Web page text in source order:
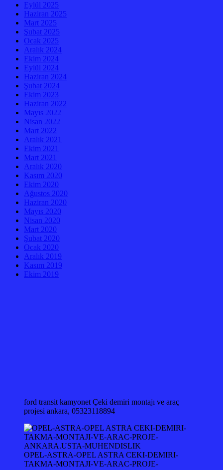
Eylül 2025
Haziran 2025
Mart 2025
Şubat 2025
Ocak 2025
Aralık 2024
Ekim 2024
Eylül 2024
Haziran 2024
Şubat 2024
Ekim 2023
Haziran 2022
Mayıs 2022
Nisan 2022
Mart 2022
Aralık 2021
Ekim 2021
Mart 2021
Aralık 2020
Kasım 2020
Ekim 2020
Ağustos 2020
Haziran 2020
Mayıs 2020
Nisan 2020
Mart 2020
Şubat 2020
Ocak 2020
Aralık 2019
Kasım 2019
Ekim 2019
ford transit kamyonet Çeki demiri montajı ve araç
projesi ankara, 05323118894
OPEL-ASTRA-OPEL ASTRA CEKI-DEMIRI-
TAKMA-MONTAJI-VE-ARAC-PROJE-